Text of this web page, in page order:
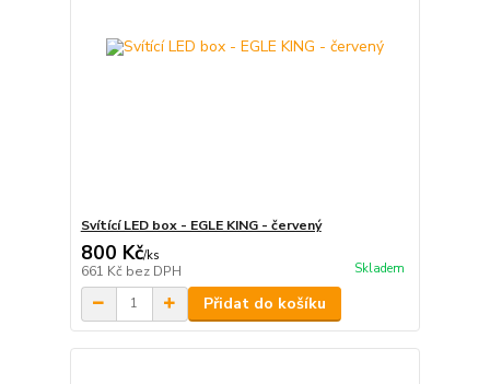
Svítící LED box - EGLE KING - červený
800 Kč/ks
661 Kč bez DPH Skladem
Přidat do košíku